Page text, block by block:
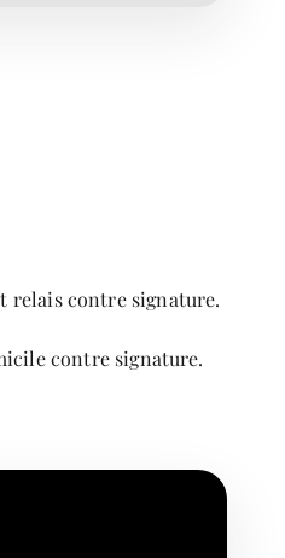
relais contre signature.
contre signature.